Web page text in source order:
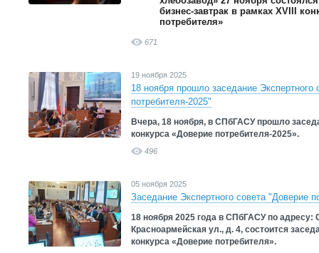
бизнес-завтрак в рамках XVIII
потребителя»
671
19 ноября 2025
18 ноября прошло заседание Экспертного
потребителя-2025"
Вчера, 18 ноября, в СПбГАСУ прошло
конкурса «Доверие потребителя-2025».
496
05 ноября 2025
Заседание Экспертного совета "Доверие
18 ноября 2025 года в СПбГАСУ по адресу:
Красноармейская ул., д. 4, состоится
конкурса «Доверие потребителя».